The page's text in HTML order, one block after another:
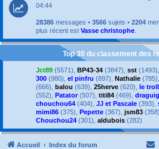
04:44
28386 messages • 3566 sujets • 2204
plus récent est Vasse christophe
Top 30 du classement des
Jct89 (5571), BP43-34 (3847), sst (1493),
300 (980), el pinfru (897), Nathalie (785),
(666), balou (639), 25herve (620), le troll
(552), Patator (507), titi84 (469),
chouchou64 (404), JJ et Pascale (393),
mimi86 (375), Pepette (367), jsm83
Chouchou24 (301), aldubois (282)
Accueil Index du forum